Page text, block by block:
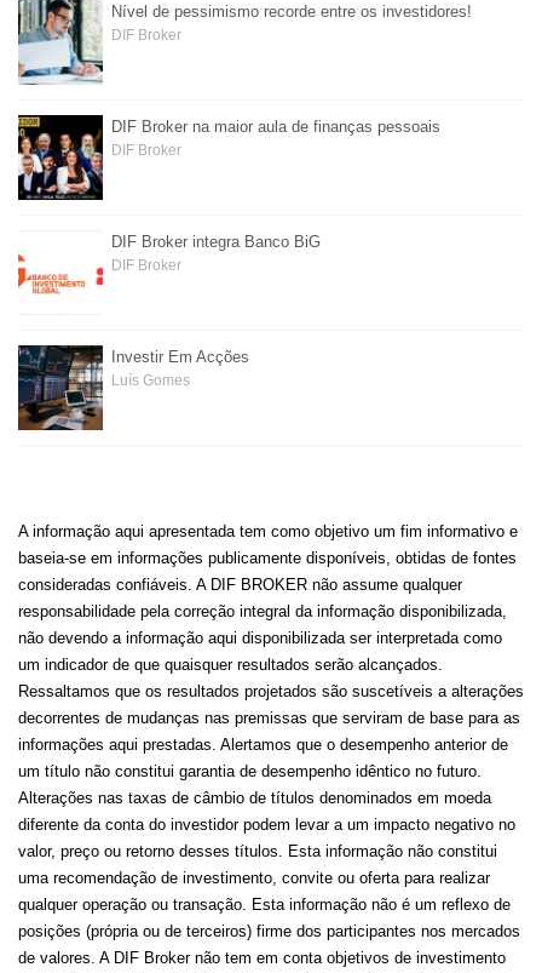
Nível de pessimismo recorde entre os investidores!
DIF Broker
DIF Broker na maior aula de finanças pessoais
DIF Broker
DIF Broker integra Banco BiG
DIF Broker
Investir Em Acções
Luís Gomes
A informação aqui apresentada tem como objetivo um fim informativo e
baseia-se em informações publicamente disponíveis, obtidas de fontes
consideradas confiáveis. A DIF BROKER não assume qualquer
responsabilidade pela correção integral da informação disponibilizada,
não devendo a informação aqui disponibilizada ser interpretada como
um indicador de que quaisquer resultados serão alcançados.
Ressaltamos que os resultados projetados são suscetíveis a alterações
decorrentes de mudanças nas premissas que serviram de base para as
informações aqui prestadas. Alertamos que o desempenho anterior de
um título não constitui garantia de desempenho idêntico no futuro.
Alterações nas taxas de câmbio de títulos denominados em moeda
diferente da conta do investidor podem levar a um impacto negativo no
valor, preço ou retorno desses títulos. Esta informação não constitui
uma recomendação de investimento, convite ou oferta para realizar
qualquer operação ou transação. Esta informação não é um reflexo de
posições (própria ou de terceiros) firme dos participantes nos mercados
de valores. A DIF Broker não tem em conta objetivos de investimento